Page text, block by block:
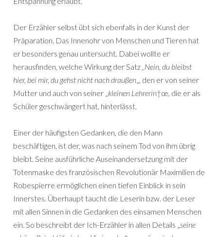
Der Erzähler selbst übt sich ebenfalls in der Kunst der
Präparation. Das Innenohr von Menschen und Tieren hat
er besonders genau untersucht. Dabei wollte er
herausfinden, welche Wirkung der Satz„Nein, du bleibst
hier, bei mir, du gehst nicht nach draußen„, den er von seiner
Mutter und auch von seiner „kleinen Lehrerin†œ, die er als
Schüler geschwängert hat, hinterlässt.
Einer der häufigsten Gedanken, die den Mann
beschäftigen, ist der, was nach seinem Tod von ihm übrig
bleibt. Seine ausführliche Auseinandersetzung mit der
Totenmaske des französischen Revolutionär Maximilien de
Robespierre ermöglichen einen tiefen Einblick in sein
Innerstes. Überhaupt taucht die Leserin bzw. der Leser
mit allen Sinnen in die Gedanken des einsamen Menschen
ein. So beschreibt der Ich-Erzähler in allen Details „seine